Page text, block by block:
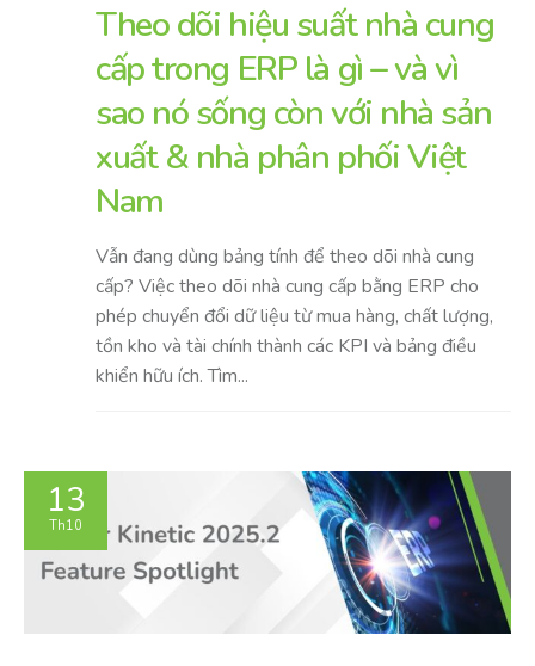
Theo dõi hiệu suất nhà cung
cấp trong ERP là gì – và vì
sao nó sống còn với nhà sản
xuất & nhà phân phối Việt
Nam
Vẫn đang dùng bảng tính để theo dõi nhà cung
cấp? Việc theo dõi nhà cung cấp bằng ERP cho
phép chuyển đổi dữ liệu từ mua hàng, chất lượng,
tồn kho và tài chính thành các KPI và bảng điều
khiển hữu ích. Tìm...
13
Th10